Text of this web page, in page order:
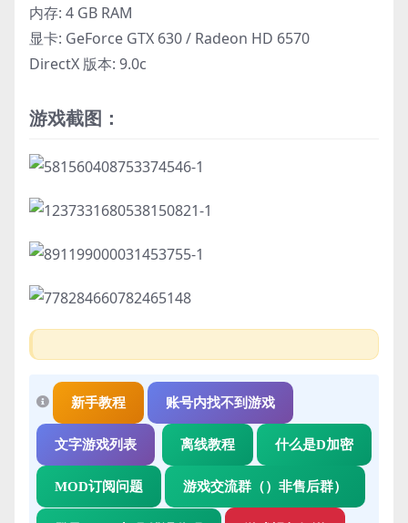
内存: 4 GB RAM
显卡: GeForce GTX 630 / Radeon HD 6570
DirectX 版本: 9.0c
游戏截图：
新手教程 账号内找不到游戏
文字游戏列表 离线教程 什么是D加密
MOD订阅问题 游戏交流群（）非售后群）